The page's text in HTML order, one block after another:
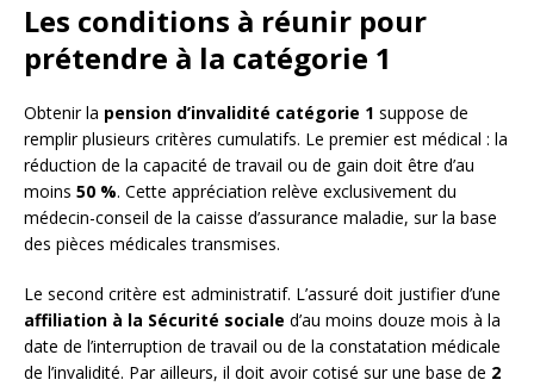
Les conditions à réunir pour
prétendre à la catégorie 1
Obtenir la pension d’invalidité catégorie 1 suppose de
remplir plusieurs critères cumulatifs. Le premier est médical : la
réduction de la capacité de travail ou de gain doit être d’au
moins 50 %. Cette appréciation relève exclusivement du
médecin-conseil de la caisse d’assurance maladie, sur la base
des pièces médicales transmises.
Le second critère est administratif. L’assuré doit justifier d’une
affiliation à la Sécurité sociale d’au moins douze mois à la
date de l’interruption de travail ou de la constatation médicale
de l’invalidité. Par ailleurs, il doit avoir cotisé sur une base de 2